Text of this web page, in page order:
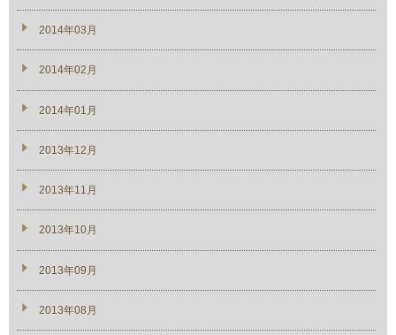
2014年03月
2014年02月
2014年01月
2013年12月
2013年11月
2013年10月
2013年09月
2013年08月